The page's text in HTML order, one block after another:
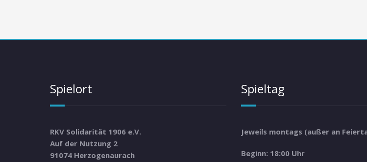
Spielort
RKV Solidarität 1906 e.V.
Auf der Nutzung 2
91074 Herzogenaurach
Spieltag
Jeweils montags (außer an
Beginn: 18:00 Uhr